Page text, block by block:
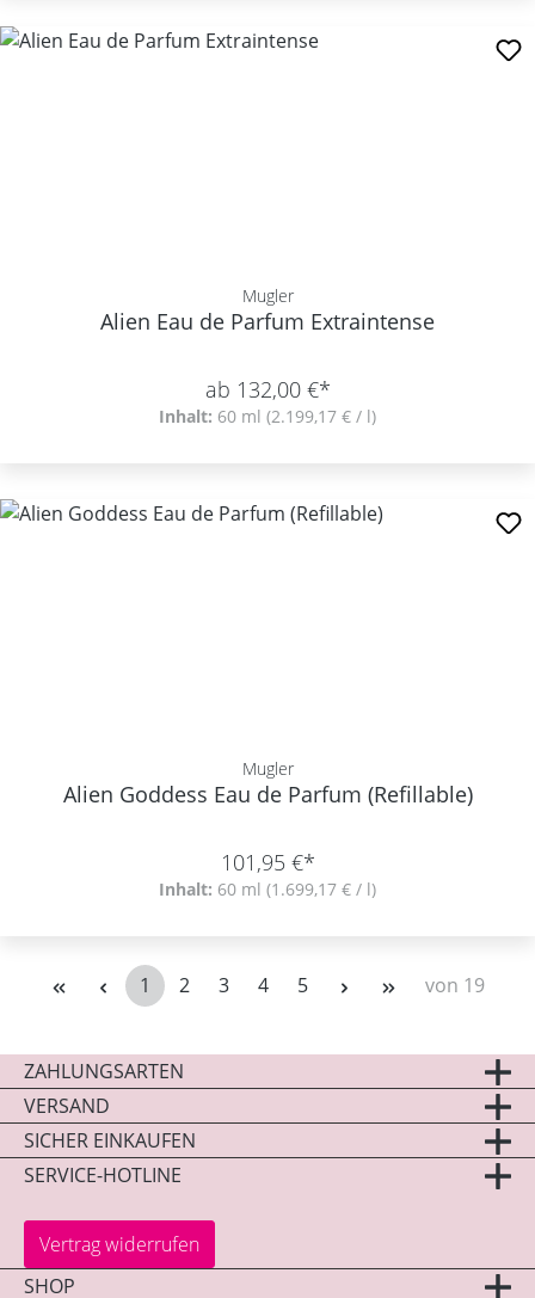
Mugler
Alien Eau de Parfum Extraintense
ab 132,00 €*
Inhalt: 60 ml (2.199,17 € / l)
Mugler
Alien Goddess Eau de Parfum (Refillable)
101,95 €*
Inhalt: 60 ml (1.699,17 € / l)
Seite
1 Seite
2 Seite
3 Seite
4 Seite
5 von 19
ZAHLUNGSARTEN
VERSAND
SICHER EINKAUFEN
SERVICE-HOTLINE
Vertrag widerrufen
SHOP